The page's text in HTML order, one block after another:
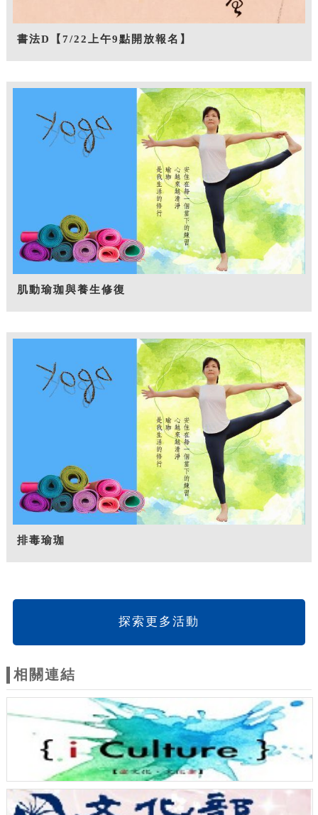
書法D【7/22上午9點開放報名】
肌動瑜珈與養生修復
排毒瑜珈
探索更多活動
相關連結